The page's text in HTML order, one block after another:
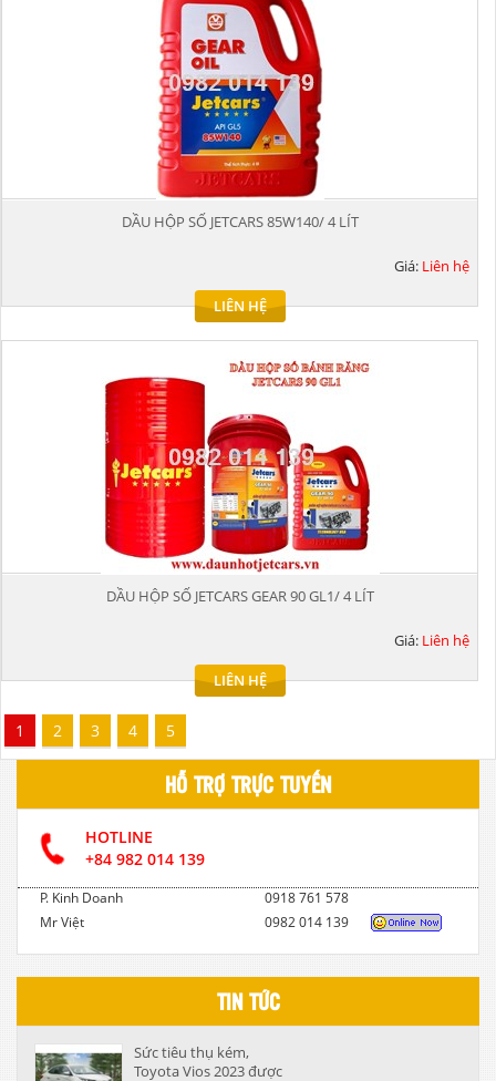
DẦU HỘP SỐ JETCARS 85W140/ 4 LÍT
Giá: Liên hệ
LIÊN HỆ
DẦU HỘP SỐ JETCARS GEAR 90 GL1/ 4 LÍT
Giá: Liên hệ
LIÊN HỆ
1 2 3 4 5
HỖ TRỢ TRỰC TUYẾN
HOTLINE
+84 982 014 139
P. Kinh Doanh
0918 761 578
Mr Việt
0982 014 139
TIN TỨC
Sức tiêu thụ kém,
Toyota Vios 2023 được